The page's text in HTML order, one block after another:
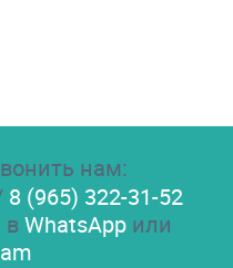
нам:
8 (965) 322-31-52
вWhatsAppили